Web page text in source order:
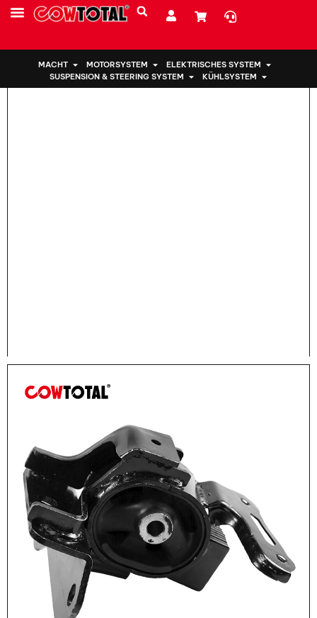
MACHT MOTORSYSTEM
ELEKTRISCHES SYSTEM
SUSPENSION & STEERING SYSTEM
KÜHLSYSTEM
Heim > Motorhalterung 12372-0T211 für TOYOTA COROLLA